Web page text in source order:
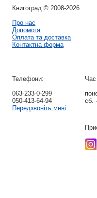
Книгоград © 2008-2026
Про нас
Допомога
Оплата та доставка
Контактна форма
Телефони:
063-233-0-299
050-413-64-94
Передзвоніть мені
Час
сб.